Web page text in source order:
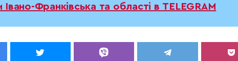
Івано-Франківська та області в TELEGRAM